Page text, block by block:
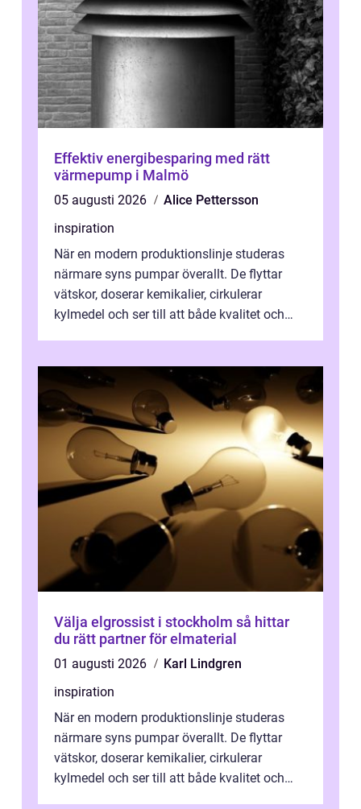
Effektiv energibesparing med rätt
värmepump i Malmö
05 augusti 2026
Alice Pettersson
inspiration
När en modern produktionslinje studeras
närmare syns pumpar överallt. De flyttar
vätskor, doserar kemikalier, cirkulerar
kylmedel och ser till att både kvalitet och
Välja elgrossist i stockholm så hittar
du rätt partner för elmaterial
01 augusti 2026
Karl Lindgren
inspiration
När en modern produktionslinje studeras
närmare syns pumpar överallt. De flyttar
vätskor, doserar kemikalier, cirkulerar
kylmedel och ser till att både kvalitet och